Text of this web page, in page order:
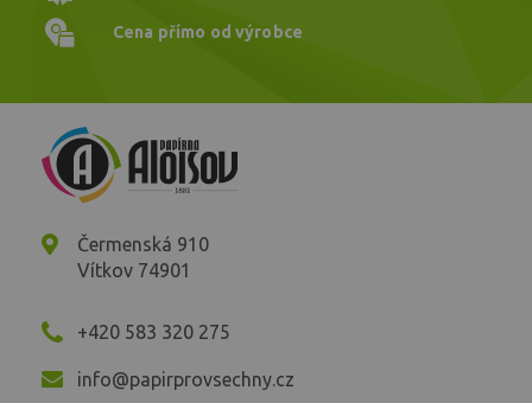
Cena přímo od výrobce
Čermenská 910
Vítkov 74901
+420 583 320 275
info@papirprovsechny.cz